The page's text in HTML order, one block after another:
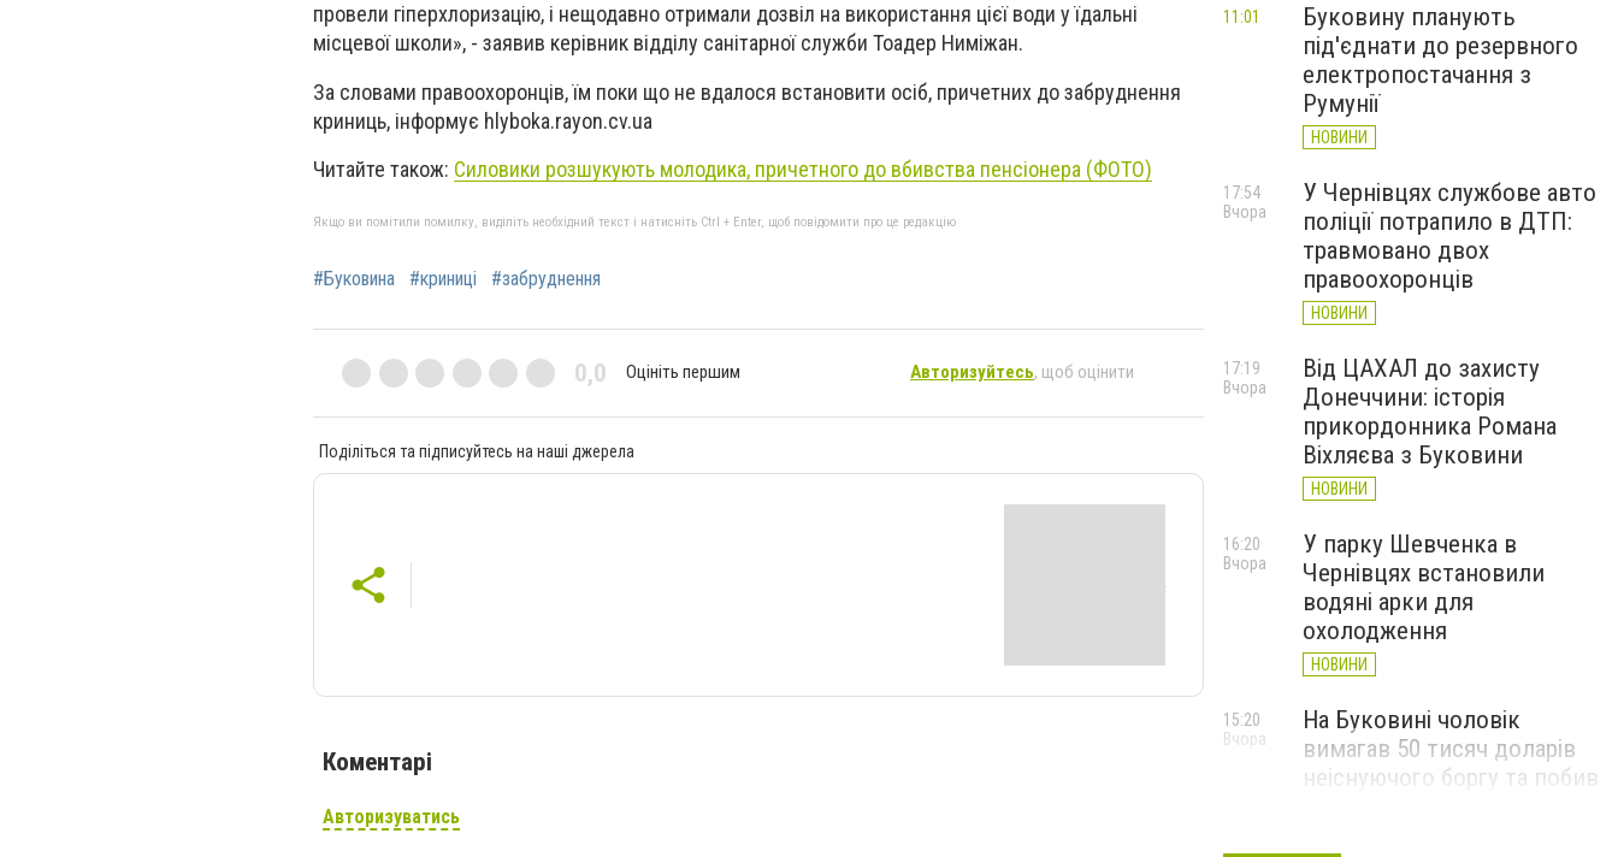
провели гіперхлоризацію, і нещодавно отримали дозвіл на використання цієї води у їдальні
місцевої школи», - заявив керівник відділу санітарної служби Тоадер Ниміжан.
За словами правоохоронців, їм поки що не вдалося встановити осіб, причетних до забруднення
криниць, інформує hlyboka.rayon.cv.ua
Читайте також: Силовики розшукують молодика, причетного до вбивства пенсіонера (ФОТО)
Якщо ви помітили помилку, виділіть необхідний текст і натисніть Ctrl + Enter, щоб повідомити про це редакцію
#Буковина #криниці #забруднення
0,0 Оцініть першим Авторизуйтесь, щоб оцінити
Поділіться та підписуйтесь на наші джерела
Коментарі
Авторизуватись
Буковину планують
під'єднати до резервного
електропостачання з
Румунії
НОВИНИ
11:01
У Чернівцях службове авто
поліції потрапило в ДТП:
травмовано двох
правоохоронців
НОВИНИ
17:54
Вчора
Від ЦАХАЛ до захисту
Донеччини: історія
прикордонника Романа
Віхляєва з Буковини
НОВИНИ
17:19
Вчора
У парку Шевченка в
Чернівцях встановили
водяні арки для
охолодження
НОВИНИ
16:20
Вчора
На Буковині чоловік
вимагав 50 тисяч доларів
неіснуючого боргу та побив
15:20
Вчора